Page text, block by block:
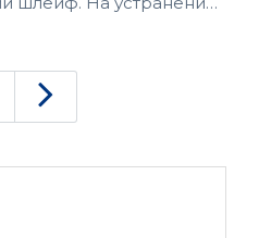
подходящий шлейф
по времени вышло
уже готовый.